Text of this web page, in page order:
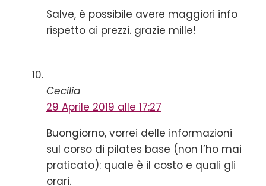
Salve, è possibile avere maggiori info
rispetto ai prezzi. grazie mille!
Cecilia
29 Aprile 2019 alle 17:27
Buongiorno, vorrei delle informazioni
sul corso di pilates base (non l’ho mai
praticato): quale è il costo e quali gli
orari.